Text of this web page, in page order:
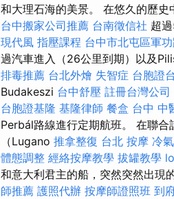
和大理石海的美景。 在悠久的歷史
台中搬家公司推薦 台南徵信社 超
現代風 指壓課程 台中市北屯區軍
過汽車進入（26公里到期）以及
排毒推薦 台北外燴 失智症 台胞證
Budakeszi 台中舒壓 註冊台灣公司
台胞證基隆 基隆律師 餐盒 台中 中
Perbál路線進行定期航班。 在聯
（Lugano 推拿整復 台北 按摩 冷
體態調整 經絡按摩教學 拔罐教學
和意大利君主的船，突然突然出現
師推薦 護照代辦 按摩師證照班 到